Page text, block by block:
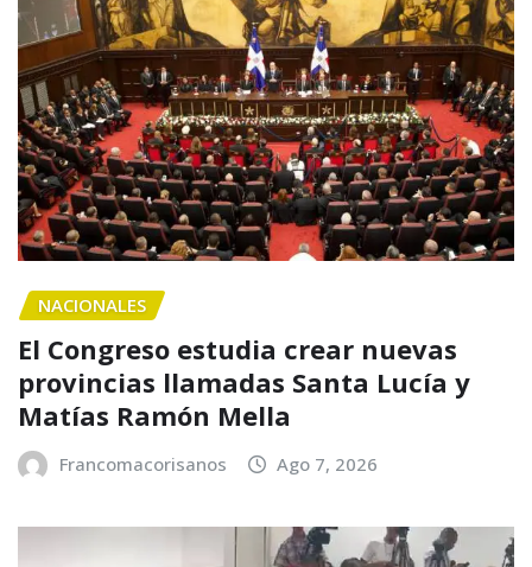
NACIONALES
El Congreso estudia crear nuevas
provincias llamadas Santa Lucía y
Matías Ramón Mella
Francomacorisanos Ago 7, 2026